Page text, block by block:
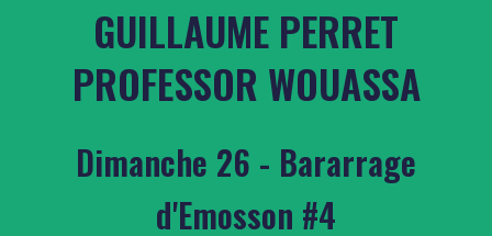
GUILLAUME PERRET
PROFESSOR WOUASSA
Dimanche 26 - Bararrage
d'Emosson #4